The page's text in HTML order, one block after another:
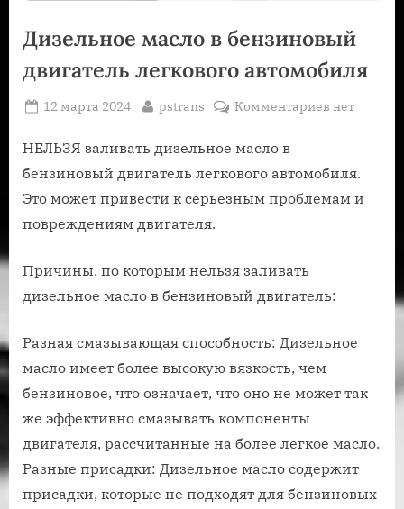
Дизельное масло в бензиновый
двигатель легкового автомобиля
Posted
12 марта 2024 By
pstrans Комментариевк
масло
нет
НЕЛЬЗЯ заливать дизельное масло в
бензиновый двигатель легкового автомобиля.
Это может привести к серьезным проблемам и
повреждениям двигателя.
Причины, по которым нельзя заливать
дизельное масло в бензиновый двигатель:
Разная смазывающая способность: Дизельное
масло имеет более высокую вязкость, чем
бензиновое, что означает, что оно не может так
же эффективно смазывать компоненты
двигателя, рассчитанные на более легкое масло.
Разные присадки: Дизельное масло содержит
присадки, которые не подходят для бензиновых